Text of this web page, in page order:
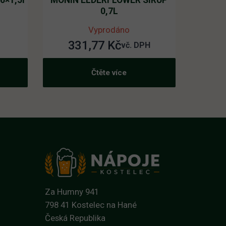
0,7L
Vyprodáno
331,77 Kčvč. DPH
Čtěte více
Za Humny 941
798 41 Kostelec na Hané
Česká Republika